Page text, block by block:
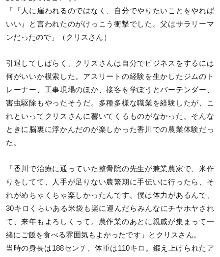
「『人に雇われるのではなく、自分でやりたいことをやれば
いい』と言われたのがけっこう衝撃でした。父はサラリーマ
ンだったので」（クリスさん）
引退してしばらく、クリスさんは自分でビジネスをするには
何がいいか模索した。アスリートの経験を生かしたジムのト
レーナー、工事現場のほか、接客を学ぼうとバーテンダー、
害虫駆除もやったそうだ。多種多様な職業を経験したが、こ
れといってクリスさんに響いてくるものがなかった。そんな
ときに脳裏に浮かんだのが楽しかった香川での農業体験だっ
た。
「香川で治療に通っていた整骨院の先生が兼業農家で、米作
りをしてて、人手が足りない農繁期に手伝いに行ったら、そ
れがめちゃくちゃ楽しかったんです。僕は体力があるんで、
30キロくらいある米袋も楽に運んだらみんなにチヤホヤされ
て、来年もよろしくって。農作業のあとに親戚が集まって一
緒にご飯を食べる雰囲気もよかったです」とクリスさん。
当時の身長は188センチ、体重は110キロ。鍛え上げられたア